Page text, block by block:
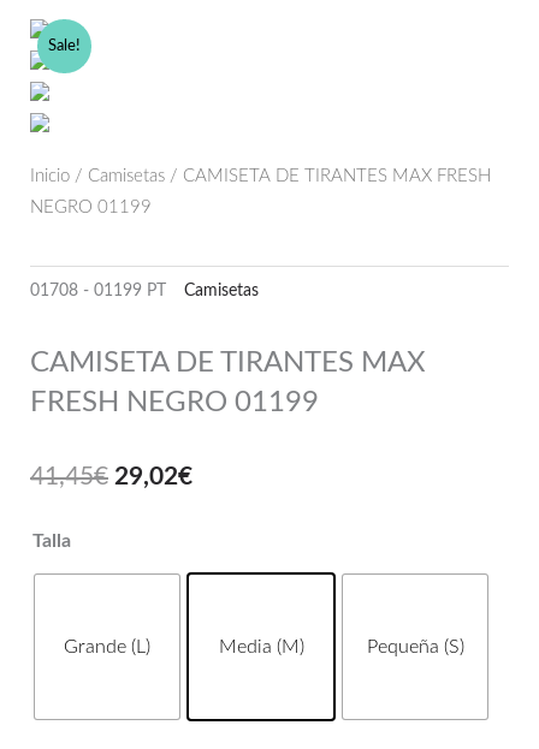
contenido
Sale!
Inicio / Camisetas / CAMISETA DE TIRANTES MAX FRESH
NEGRO 01199
01708 - 01199 PT Camisetas
CAMISETA DE TIRANTES MAX
FRESH NEGRO 01199
41,45€ El
era:
29,02€El
es:
Talla
Grande (L) Media (M) Pequeña (S)
CAMISETA
01199